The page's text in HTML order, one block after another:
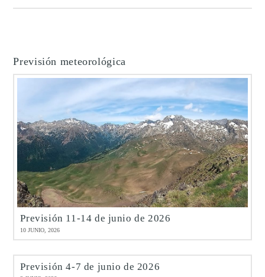
Previsión meteorológica
Previsión 11-14 de junio de 2026
10 JUNIO, 2026
Previsión 4-7 de junio de 2026